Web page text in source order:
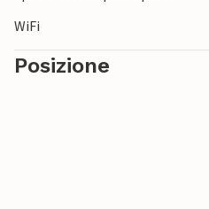
WiFi
Posizione